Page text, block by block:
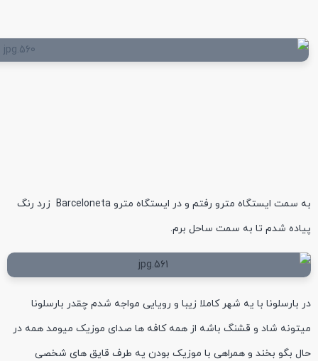
به سمت ایستگاه مترو رفتم و در ایستگاه مترو Barceloneta زرد رنگ
پیاده شدم تا به سمت ساحل برم.
در بارسلونا با یه شهر کاملا زیبا و رویایی مواجه شدم چقدر بارسلونا
میتونه شاد و قشنگ باشه از همه کافه ها صدای موزیک میومد همه در
حال بگو بخند و همراهی با موزیک بودن یه طرف قایق های شخصی